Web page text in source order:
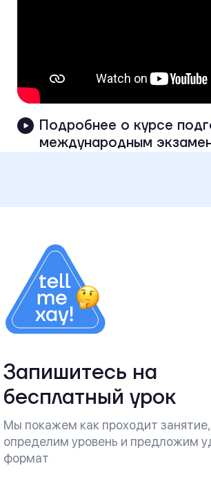
Подробнее о курсе
международным
Запишитесь на
бесплатный урок
Мы покажем как проходит занятие,
определим уровень и предложим
формат